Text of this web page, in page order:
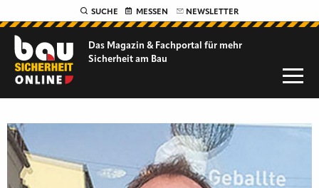
SUCHE MESSEN NEWSLETTER
Das Magazin & Fachportal für mehr
Sicherheit am Bau